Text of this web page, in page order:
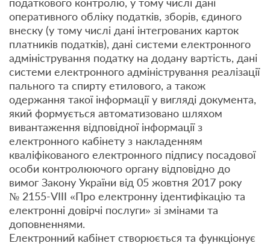
оперативного обліку податків, зборів, єдиного
внеску (у тому числі дані інтегрованих карток
платників податків), дані системи електронного
адміністрування податку на додану вартість, дані
системи електронного адміністрування реалізації
пального та спирту етилового, а також
одержання такої інформації у вигляді документа,
який формується автоматизовано шляхом
вивантаження відповідної інформації з
електронного кабінету з накладенням
кваліфікованого електронного підпису посадової
особи контролюючого органу відповідно до
вимог Закону України від 05 жовтня 2017 року
№ 2155-VIII «Про електронну ідентифікацію та
електронні довірчі послуги» зі змінами та
доповненнями.
Електронний кабінет створюється та функціонує